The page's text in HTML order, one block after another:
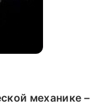
механике –